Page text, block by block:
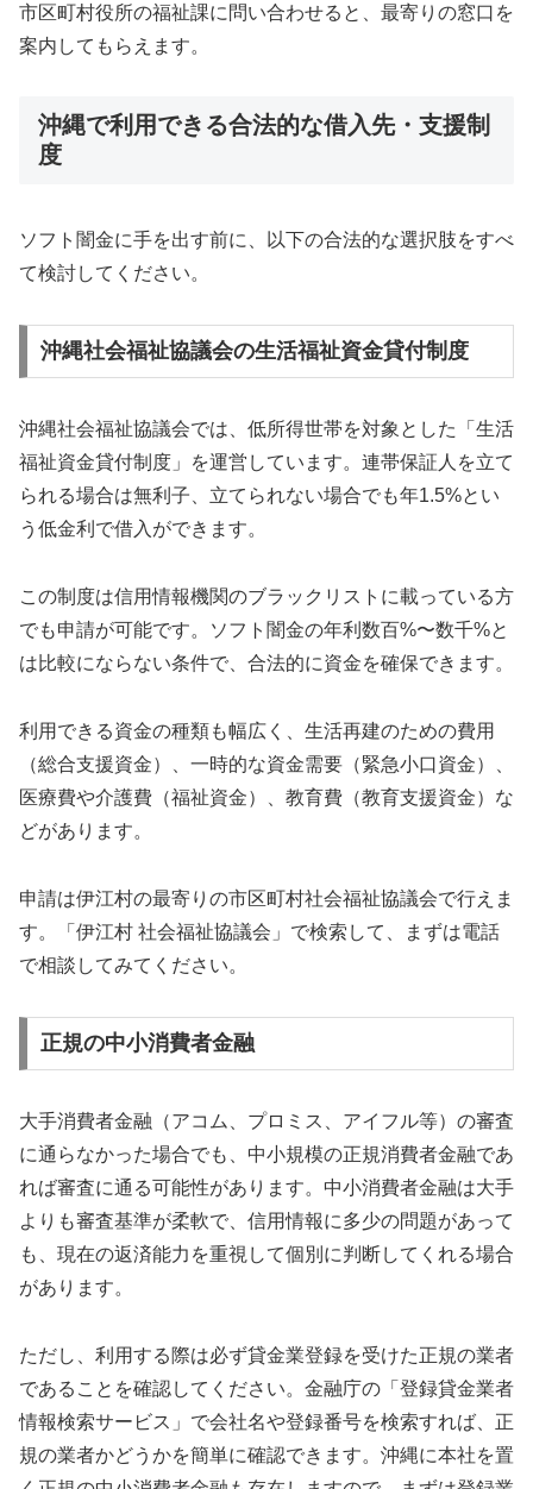
市区町村役所の福祉課に問い合わせると、最寄りの窓口を
案内してもらえます。
沖縄で利用できる合法的な借入先・支援制
度
ソフト闇金に手を出す前に、以下の合法的な選択肢をすべ
て検討してください。
沖縄社会福祉協議会の生活福祉資金貸付制度
沖縄社会福祉協議会では、低所得世帯を対象とした「生活
福祉資金貸付制度」を運営しています。連帯保証人を立て
られる場合は無利子、立てられない場合でも年1.5%とい
う低金利で借入ができます。
この制度は信用情報機関のブラックリストに載っている方
でも申請が可能です。ソフト闇金の年利数百%〜数千%と
は比較にならない条件で、合法的に資金を確保できます。
利用できる資金の種類も幅広く、生活再建のための費用
（総合支援資金）、一時的な資金需要（緊急小口資金）、
医療費や介護費（福祉資金）、教育費（教育支援資金）な
どがあります。
申請は伊江村の最寄りの市区町村社会福祉協議会で行えま
す。「伊江村 社会福祉協議会」で検索して、まずは電話
で相談してみてください。
正規の中小消費者金融
大手消費者金融（アコム、プロミス、アイフル等）の審査
に通らなかった場合でも、中小規模の正規消費者金融であ
れば審査に通る可能性があります。中小消費者金融は大手
よりも審査基準が柔軟で、信用情報に多少の問題があって
も、現在の返済能力を重視して個別に判断してくれる場合
があります。
ただし、利用する際は必ず貸金業登録を受けた正規の業者
であることを確認してください。金融庁の「登録貸金業者
情報検索サービス」で会社名や登録番号を検索すれば、正
規の業者かどうかを簡単に確認できます。沖縄に本社を置